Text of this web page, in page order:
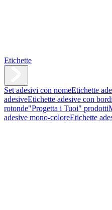
Etichette
Set adesivi con nomeEtichette
adesiveEtichette adesive con
rotonde"Progetta i Tuoi" prodotti
adesive mono-coloreEtichette